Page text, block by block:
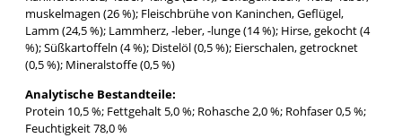
muskelmagen (26 %); Fleischbrühe von Kaninchen, Geflügel,
Lamm (24,5 %); Lammherz, -leber, -lunge (14 %); Hirse, gekocht (4
%); Süßkartoffeln (4 %); Distelöl (0,5 %); Eierschalen, getrocknet
(0,5 %); Mineralstoffe (0,5 %)
Analytische Bestandteile:
Protein 10,5 %; Fettgehalt 5,0 %; Rohasche 2,0 %; Rohfaser 0,5 %;
Feuchtigkeit 78,0 %